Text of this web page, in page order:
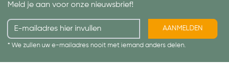
Meld je aan voor onze nieuwsbrief!
AANMELDEN
* We zullen uw e-mailadres nooit met iemand anders delen.